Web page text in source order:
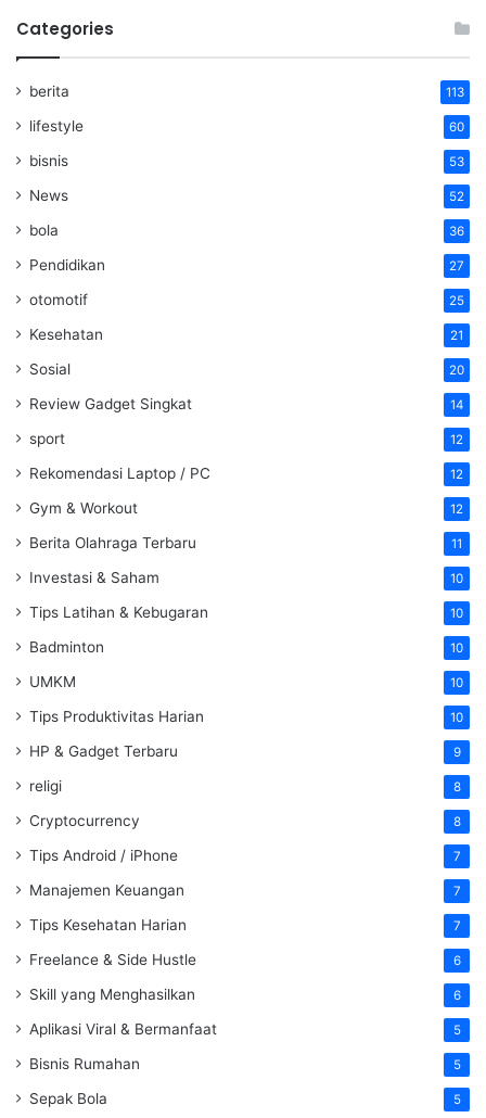
Categories
berita 113
lifestyle 60
bisnis 53
News 52
bola 36
Pendidikan 27
otomotif 25
Kesehatan 21
Sosial 20
Review Gadget Singkat 14
sport 12
Rekomendasi Laptop / PC 12
Gym & Workout 12
Berita Olahraga Terbaru 11
Investasi & Saham 10
Tips Latihan & Kebugaran 10
Badminton 10
UMKM 10
Tips Produktivitas Harian 10
HP & Gadget Terbaru 9
religi 8
Cryptocurrency 8
Tips Android / iPhone 7
Manajemen Keuangan 7
Tips Kesehatan Harian 7
Freelance & Side Hustle 6
Skill yang Menghasilkan 6
Aplikasi Viral & Bermanfaat 5
Bisnis Rumahan 5
Sepak Bola 5